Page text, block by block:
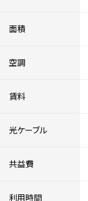
面積
空調
賃料
光ケーブル
共益費
利用時間